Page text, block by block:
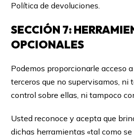
Política de devoluciones.
SECCIÓN 7:
OPCIONALES
Podemos proporcionarle acceso
terceros que no supervisamos, ni
control sobre ellas, ni tampoco
Usted reconoce y acepta que
dichas herramientas «tal como